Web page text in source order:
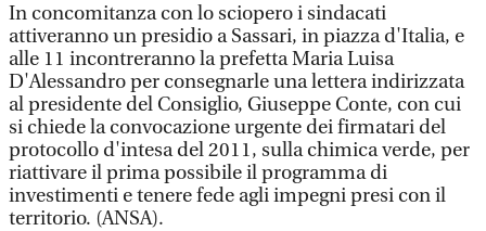
In concomitanza con lo sciopero i sindacati
attiveranno un presidio a Sassari, in piazza d'Italia, e
alle 11 incontreranno la prefetta Maria Luisa
D'Alessandro per consegnarle una lettera indirizzata
al presidente del Consiglio, Giuseppe Conte, con cui
si chiede la convocazione urgente dei firmatari del
protocollo d'intesa del 2011, sulla chimica verde, per
riattivare il prima possibile il programma di
investimenti e tenere fede agli impegni presi con il
territorio. (ANSA).